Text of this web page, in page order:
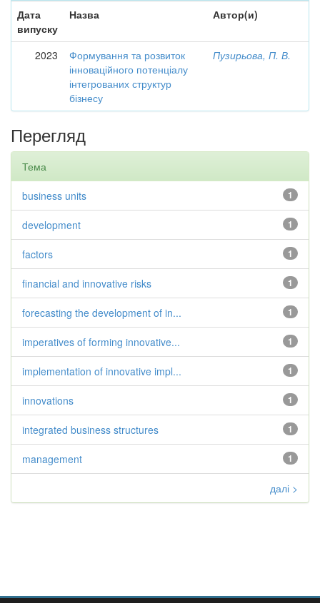
Дата
випуску
Назва Автор(и)
2023
Формування та розвиток
інноваційного потенціалу
інтегрованих структур
бізнесу
Пузирьова, П. В.
Перегляд
Тема
1
business units
1
development
1
factors
1
financial and innovative risks
1
forecasting the development of in...
1
imperatives of forming innovative...
1
implementation of innovative impl...
1
innovations
1
integrated business structures
1
management
далі >